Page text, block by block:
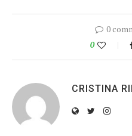
0
0
CRISTINA